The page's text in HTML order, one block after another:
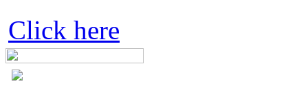
Click here